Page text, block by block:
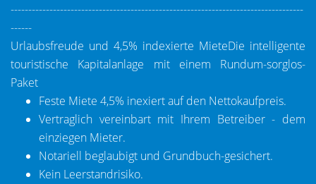
-----------------------------------------------------------------------------------
------
Urlaubsfreude und 4,5% indexierte MieteDie intelligente
touristische Kapitalanlage mit einem Rundum-sorglos-
Paket
Feste Miete 4,5% inexiert auf den Nettokaufpreis.
Vertraglich vereinbart mit Ihrem Betreiber - dem
einziegen Mieter.
Notariell beglaubigt und Grundbuch-gesichert.
Kein Leerstandrisiko.